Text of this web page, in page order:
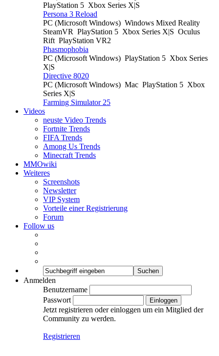
PlayStation 5 Xbox Series X|S
Persona 3 Reload
PC (Microsoft Windows) Windows Mixed Reality
SteamVR PlayStation 5 Xbox Series X|S Oculus
Rift PlayStation VR2
Phasmophobia
PC (Microsoft Windows) PlayStation 5 Xbox Series
X|S
Directive 8020
PC (Microsoft Windows) Mac PlayStation 5 Xbox
Series X|S
Farming Simulator 25
Videos
neuste Video Trends
Fortnite Trends
FIFA Trends
Among Us Trends
Minecraft Trends
MMOwiki
Weiteres
Screenshots
Newsletter
VIP System
Vorteile einer Registrierung
Forum
Follow us
Anmelden
Benutzername
Passwort
Jetzt registrieren oder einloggen um ein Mitglied der
Community zu werden.
Registrieren